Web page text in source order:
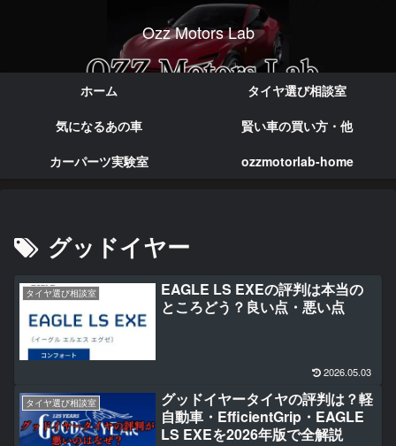
実体験で語る本音のカー情報
Ozz Motors Lab
ホーム
タイヤ選び相談室
気になるあの車
賢い車の買い方・他
カーパーツ実験室
ozzmotorlab-home
グッドイヤー
タイヤ選び相談室
EAGLE LS EXEの評判は本当の
ところどう？良い点・悪い点
2026.05.03
タイヤ選び相談室
グッドイヤータイヤの評判は？軽
自動車・EfficientGrip・EAGLE
LS EXEを2026年版で全解説